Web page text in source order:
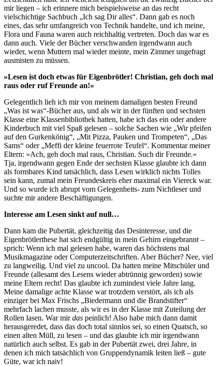
mir liegen – ich erinnere mich beispielsweise an das recht
vielschichtige Sachbuch „Ich sag Dir alles“. Dann gab es noch
eines, das sehr umfangreich von Technik handelte, und ich meine,
Flora und Fauna waren auch reichhaltig vertreten. Doch das war es
dann auch. Viele der Bücher verschwanden irgendwann auch
wieder, wenn Muttern mal wieder meinte, mein Zimmer ungefragt
ausmisten zu müssen.
»Lesen ist doch etwas für Eigenbrötler! Christian, geh doch mal
raus oder ruf Freunde an!«
Gelegentlich lieh ich mir von meinem damaligen besten Freund
„Was ist was“-Bücher aus, und als wir in der fünften und sechsten
Klasse eine Klassenbibliothek hatten, habe ich das ein oder andere
Kinderbuch mit viel Spaß gelesen – solche Sachen wie „Wir pfeifen
auf den Gurkenkönig“, „Mit Pizza, Pauken und Trompeten“, „Das
Sams“ oder „Meffi der kleine feuerrote Teufel“. Kommentar meiner
Eltern: »Ach, geh doch mal raus, Christian. Such dir Freunde.«
Tja, irgendwann gegen Ende der sechsten Klasse glaubte ich dann
als formbares Kind tatsächlich, dass Lesen wirklich nichts Tolles
sein kann, zumal mein Freundeskreis eher maximal ein Viereck war.
Und so wurde ich abrupt vom Gelegenheits- zum Nichtleser und
suchte mir andere Beschäftigungen.
Interesse am Lesen sinkt auf null…
Dann kam die Pubertät, gleichzeitig das Desinteresse, und die
Eigenbrötlerthese hat sich endgültig in mein Gehirn eingebrannt –
sprich: Wenn ich mal gelesen habe, waren das höchstens mal
Musikmagazine oder Computerzeitschriften. Aber Bücher? Nee, viel
zu langweilig. Und viel zu uncool. Da hatten meine Mitschüler und
Freunde (allesamt des Lesens wieder abtrünnig geworden) sowie
meine Eltern recht! Das glaubte ich zumindest viele Jahre lang.
Meine damalige achte Klasse war trotzdem verstört, als ich als
einziger bei Max Frischs „Biedermann und die Brandstifter“
mehrfach lachen musste, als wir es in der Klasse mit Zuteilung der
Rollen lasen. War mirdas peinlich! Also habe mich dann damit
herausgeredet, dass das doch total sinnlos sei, so einen Quatsch, so
einen alten Müll, zu lesen – und das glaubte ich mir irgendwann
natürlich auch selbst. Es gab in der Pubertät zwei, drei Jahre, in
denen ich mich tatsächlich von Gruppendynamik leiten ließ – gute
Güte, war ich naiv!